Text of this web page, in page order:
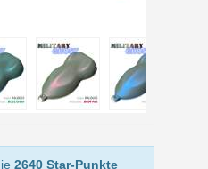
shopping vouchers
bij elke bestelling
binnen 14 dagen
voor elke verwijzing
2640 Star-Punkte